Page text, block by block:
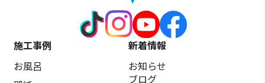
施工事例
お風呂
新着情報
お知らせ
ブログ